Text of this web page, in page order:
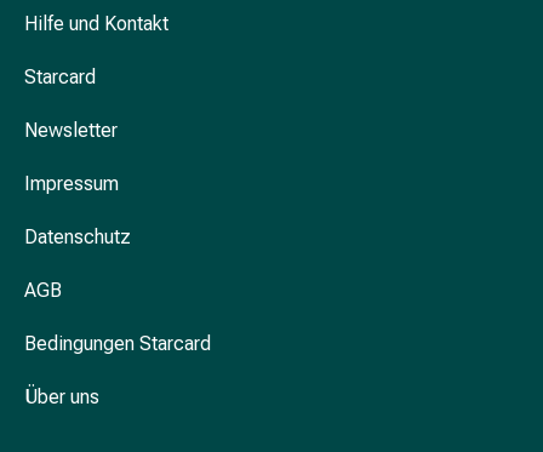
Produkte
Traubenzucker
Hilfe und Kontakt
Starcard
Newsletter
Impressum
Datenschutz
AGB
Bedingungen Starcard
Über uns